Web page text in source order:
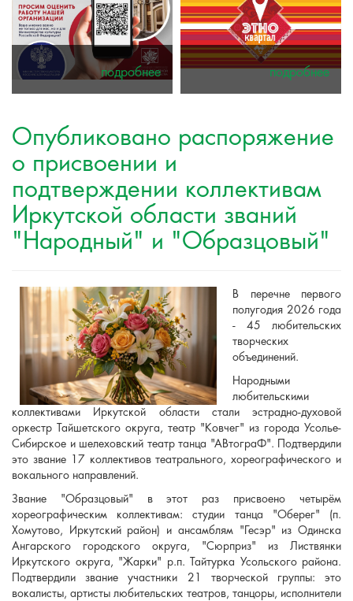
подробнее подробнее
Опубликовано распоряжение
о присвоении и
подтверждении коллективам
Иркутской области званий
"Народный" и "Образцовый"
В перечне первого
полугодия 2026 года
- 45 любительских
творческих
объединений.
Народными
любительскими
коллективами Иркутской области стали эстрадно-духовой
оркестр Тайшетского округа, театр "Ковчег" из города Усолье-
Сибирское и шелеховский театр танца "АВтограФ". Подтвердили
это звание 17 коллективов театрального, хореографического и
вокального направлений.
Звание "Образцовый" в этот раз присвоено четырём
хореографическим коллективам: студии танца "Оберег" (п.
Хомутово, Иркутский район) и ансамблям "Гесэр" из Одинска
Ангарского городского округа, "Сюрприз" из Листвянки
Иркутского округа, "Жарки" р.п. Тайтурка Усольского района.
Подтвердили звание участники 21 творческой группы: это
вокалисты, артисты любительских театров, танцоры, исполнители